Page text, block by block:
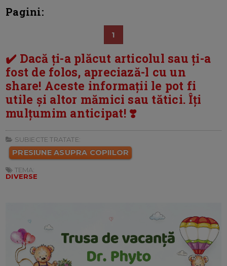
Pagini:
1
✔️ Dacă ți-a plăcut articolul sau ți-a
fost de folos, apreciază-l cu un
share! Aceste informații le pot fi
utile și altor mămici sau tătici. Îți
mulțumim anticipat! ❣️
SUBIECTE TRATATE:
PRESIUNE ASUPRA COPIILOR
TEMA:
DIVERSE